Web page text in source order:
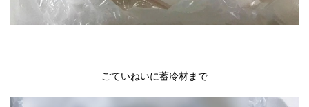
ごていねいに蓄冷材まで